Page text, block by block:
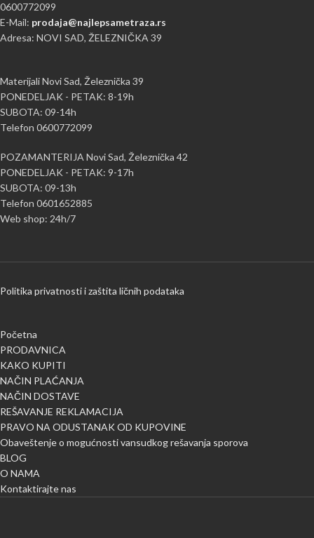
0600772099
E-Mail: prodaja@najlepsametraza.rs
Adresa: NOVI SAD, ŽELEZNIČKA 39
Materijali Novi Sad, Železnička 39
PONEDELJAK - PETAK: 8-19h
SUBOTA: 09-14h
Telefon 0600772099
POZAMANTERIJA Novi Sad, Železnička 42
PONEDELJAK - PETAK: 9-17h
SUBOTA: 09-13h
Telefon 0601652885
Web shop: 24h/7
Politika privatnosti i zaštita ličnih podataka
Početna
PRODAVNICA
KAKO KUPITI
NAČIN PLAĆANJA
NAČIN DOSTAVE
REŠAVANJE REKLAMACIJA
PRAVO NA ODUSTANAK OD KUPOVINE
Obaveštenje o mogućnosti vansudkog rešavanja sporova
BLOG
O NAMA
Kontaktirajte nas